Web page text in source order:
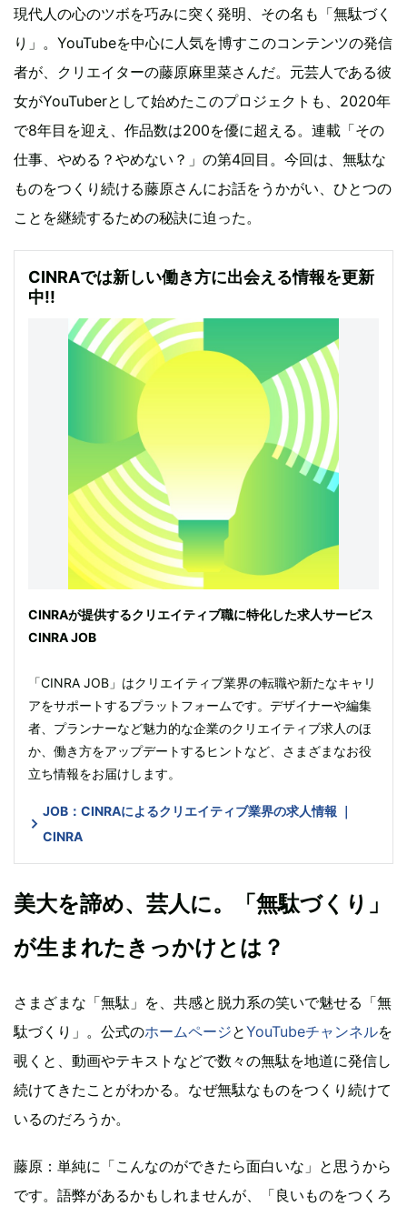
現代人の心のツボを巧みに突く発明、その名も「無駄づく
り」。YouTubeを中心に人気を博すこのコンテンツの発信
者が、クリエイターの藤原麻里菜さんだ。元芸人である彼
女がYouTuberとして始めたこのプロジェクトも、2020年
で8年目を迎え、作品数は200を優に超える。連載「その
仕事、やめる？やめない？」の第4回目。今回は、無駄な
ものをつくり続ける藤原さんにお話をうかがい、ひとつの
ことを継続するための秘訣に迫った。
CINRAでは新しい働き方に出会える情報を更新
中!!
CINRAが提供するクリエイティブ職に特化した求人サービス
CINRA JOB
「CINRA JOB」はクリエイティブ業界の転職や新たなキャリ
アをサポートするプラットフォームです。デザイナーや編集
者、プランナーなど魅力的な企業のクリエイティブ求人のほ
か、働き方をアップデートするヒントなど、さまざまなお役
立ち情報をお届けします。
JOB：CINRAによるクリエイティブ業界の求人情報 ｜
CINRA
美大を諦め、芸人に。「無駄づくり」
が生まれたきっかけとは？
さまざまな「無駄」を、共感と脱力系の笑いで魅せる「無
駄づくり」。公式のホームページとYouTubeチャンネルを
覗くと、動画やテキストなどで数々の無駄を地道に発信し
続けてきたことがわかる。なぜ無駄なものをつくり続けて
いるのだろうか。
藤原：単純に「こんなのができたら面白いな」と思うから
です。語弊があるかもしれませんが、「良いものをつくろ